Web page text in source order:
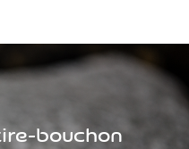
bouchon